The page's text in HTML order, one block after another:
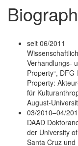
seit 06/2011
Verhandlungs-
Property“,
Property:
für
August-
03/2010–04/
DAAD
der University
Santa Cruz und